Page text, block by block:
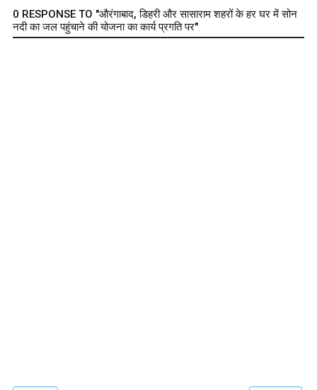
0 RESPONSE TO "औरंगाबाद, डिहरी और सासाराम शहरों के हर घर में सोन
नदी का जल पहुंचाने की योजना का कार्य प्रगति पर"